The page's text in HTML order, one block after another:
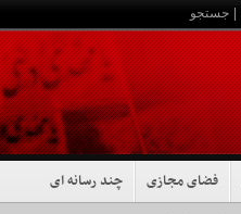
جستجو
فضای مجازی چند رسانه ای